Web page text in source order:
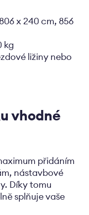
x 240 cm, 856
kg
ližiny nebo
vhodné
přidáním
nástavbové
Díky tomu
splňuje vaše